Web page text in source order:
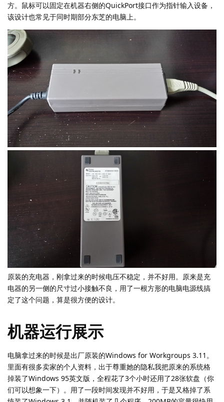
方。鼠标可以固定在机器右侧的QuickPort接口作为指针输入设备，
该设计也常见于同时期部分东芝的电脑上。
原装的充电器，刚拿过来的时候电压不稳定，并不好用。原来是充
电器的另一侧的尺寸过小接触不良，用了一根方形的电脑电源线搞
定了这个问题，算是很方便的设计。
机器运行展示
电脑拿过来的时候是出厂原装的Windows for Workgroups 3.11。
里面有很多卖家的个人资料，出于尊重她的隐私我把原来的系统格
掉装了Windows 95英文版，全程花了3个小时还用了28张软盘（你
们可以想象一下）。用了一段时间发现并不好用，于是又格掉了系